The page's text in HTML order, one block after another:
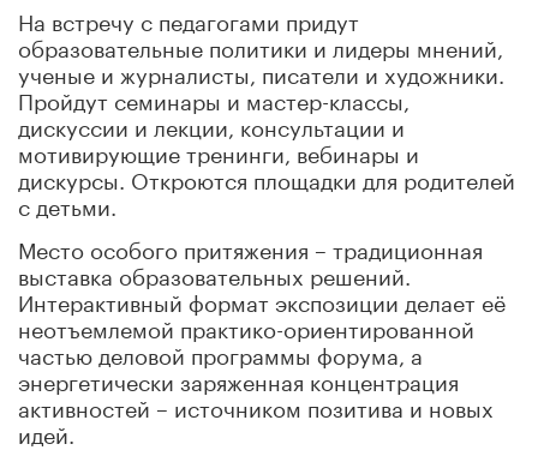
На встречу с педагогами придут
образовательные политики и лидеры мнений,
ученые и журналисты, писатели и художники.
Пройдут семинары и мастер-классы,
дискуссии и лекции, консультации и
мотивирующие тренинги, вебинары и
дискурсы. Откроются площадки для родителей
с детьми.
Место особого притяжения – традиционная
выставка образовательных решений.
Интерактивный формат экспозиции делает её
неотъемлемой практико-ориентированной
частью деловой программы форума, а
энергетически заряженная концентрация
активностей – источником позитива и новых
идей.